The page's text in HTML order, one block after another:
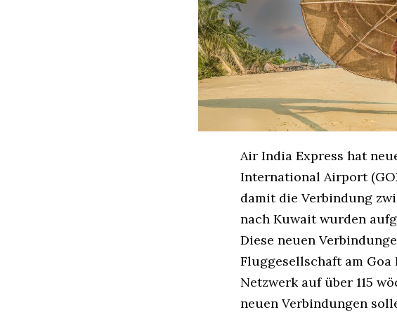
Air India Express hat
International Airport
damit die Verbindung
nach Kuwait wurden
Diese neuen
Fluggesellschaft am
Netzwerk auf über 115
neuen Verbindungen